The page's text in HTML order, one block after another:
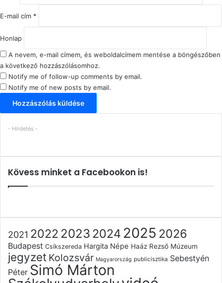
E-mail cím *
Honlap
A nevem, e-mail címem, és weboldalcímem mentése a böngészőben
a következő hozzászólásomhoz.
Notify me of follow-up comments by email.
Notify me of new posts by email.
- Hirdetés -
Kövess minket a Facebookon is!
2021 2022 2023 2024 2025 2026
Budapest Csíkszereda Hargita Népe Haáz Rezső Múzeum
jegyzet Kolozsvár Magyarország publicisztika Sebestyén
Péter Simó Márton